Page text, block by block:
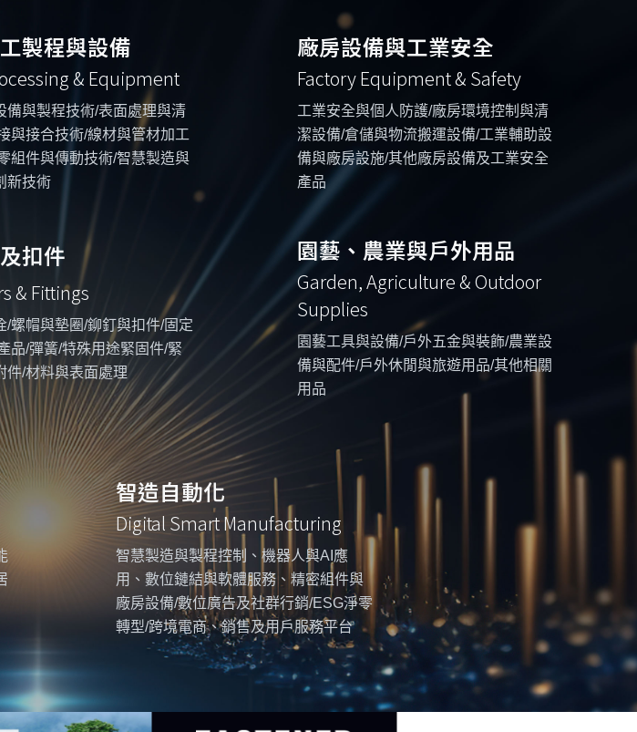
製程與設備
& Equipment
備與製程技術/表面處理與清
與接合技術/線材與管材加工
組件與傳動技術/智慧製造與
新技術
廠房設備與工業安全
Factory Equipment & Safety
工業安全與個人防護/廠房環境控制與清
潔設備/倉儲與物流搬運設備/工業輔助設
備與廠房設施/其他廠房設備及工業安全
產品
扣件
& Fittings
/螺帽與墊圈/鉚釘與扣件/固定
品/彈簧/特殊用途緊固件/緊
件/材料與表面處理
園藝、農業與戶外用品
Garden, Agriculture & Outdoor
Supplies
園藝工具與設備/戶外五金與裝飾/農業設
備與配件/戶外休閒與旅遊用品/其他相關
用品
智造自動化
Digital Smart Manufacturing
智慧製造與製程控制、機器人與AI應
用、數位鏈結與軟體服務、精密組件與
廠房設備/數位廣告及社群行銷/ESG淨零
轉型/跨境電商、銷售及用戶服務平台